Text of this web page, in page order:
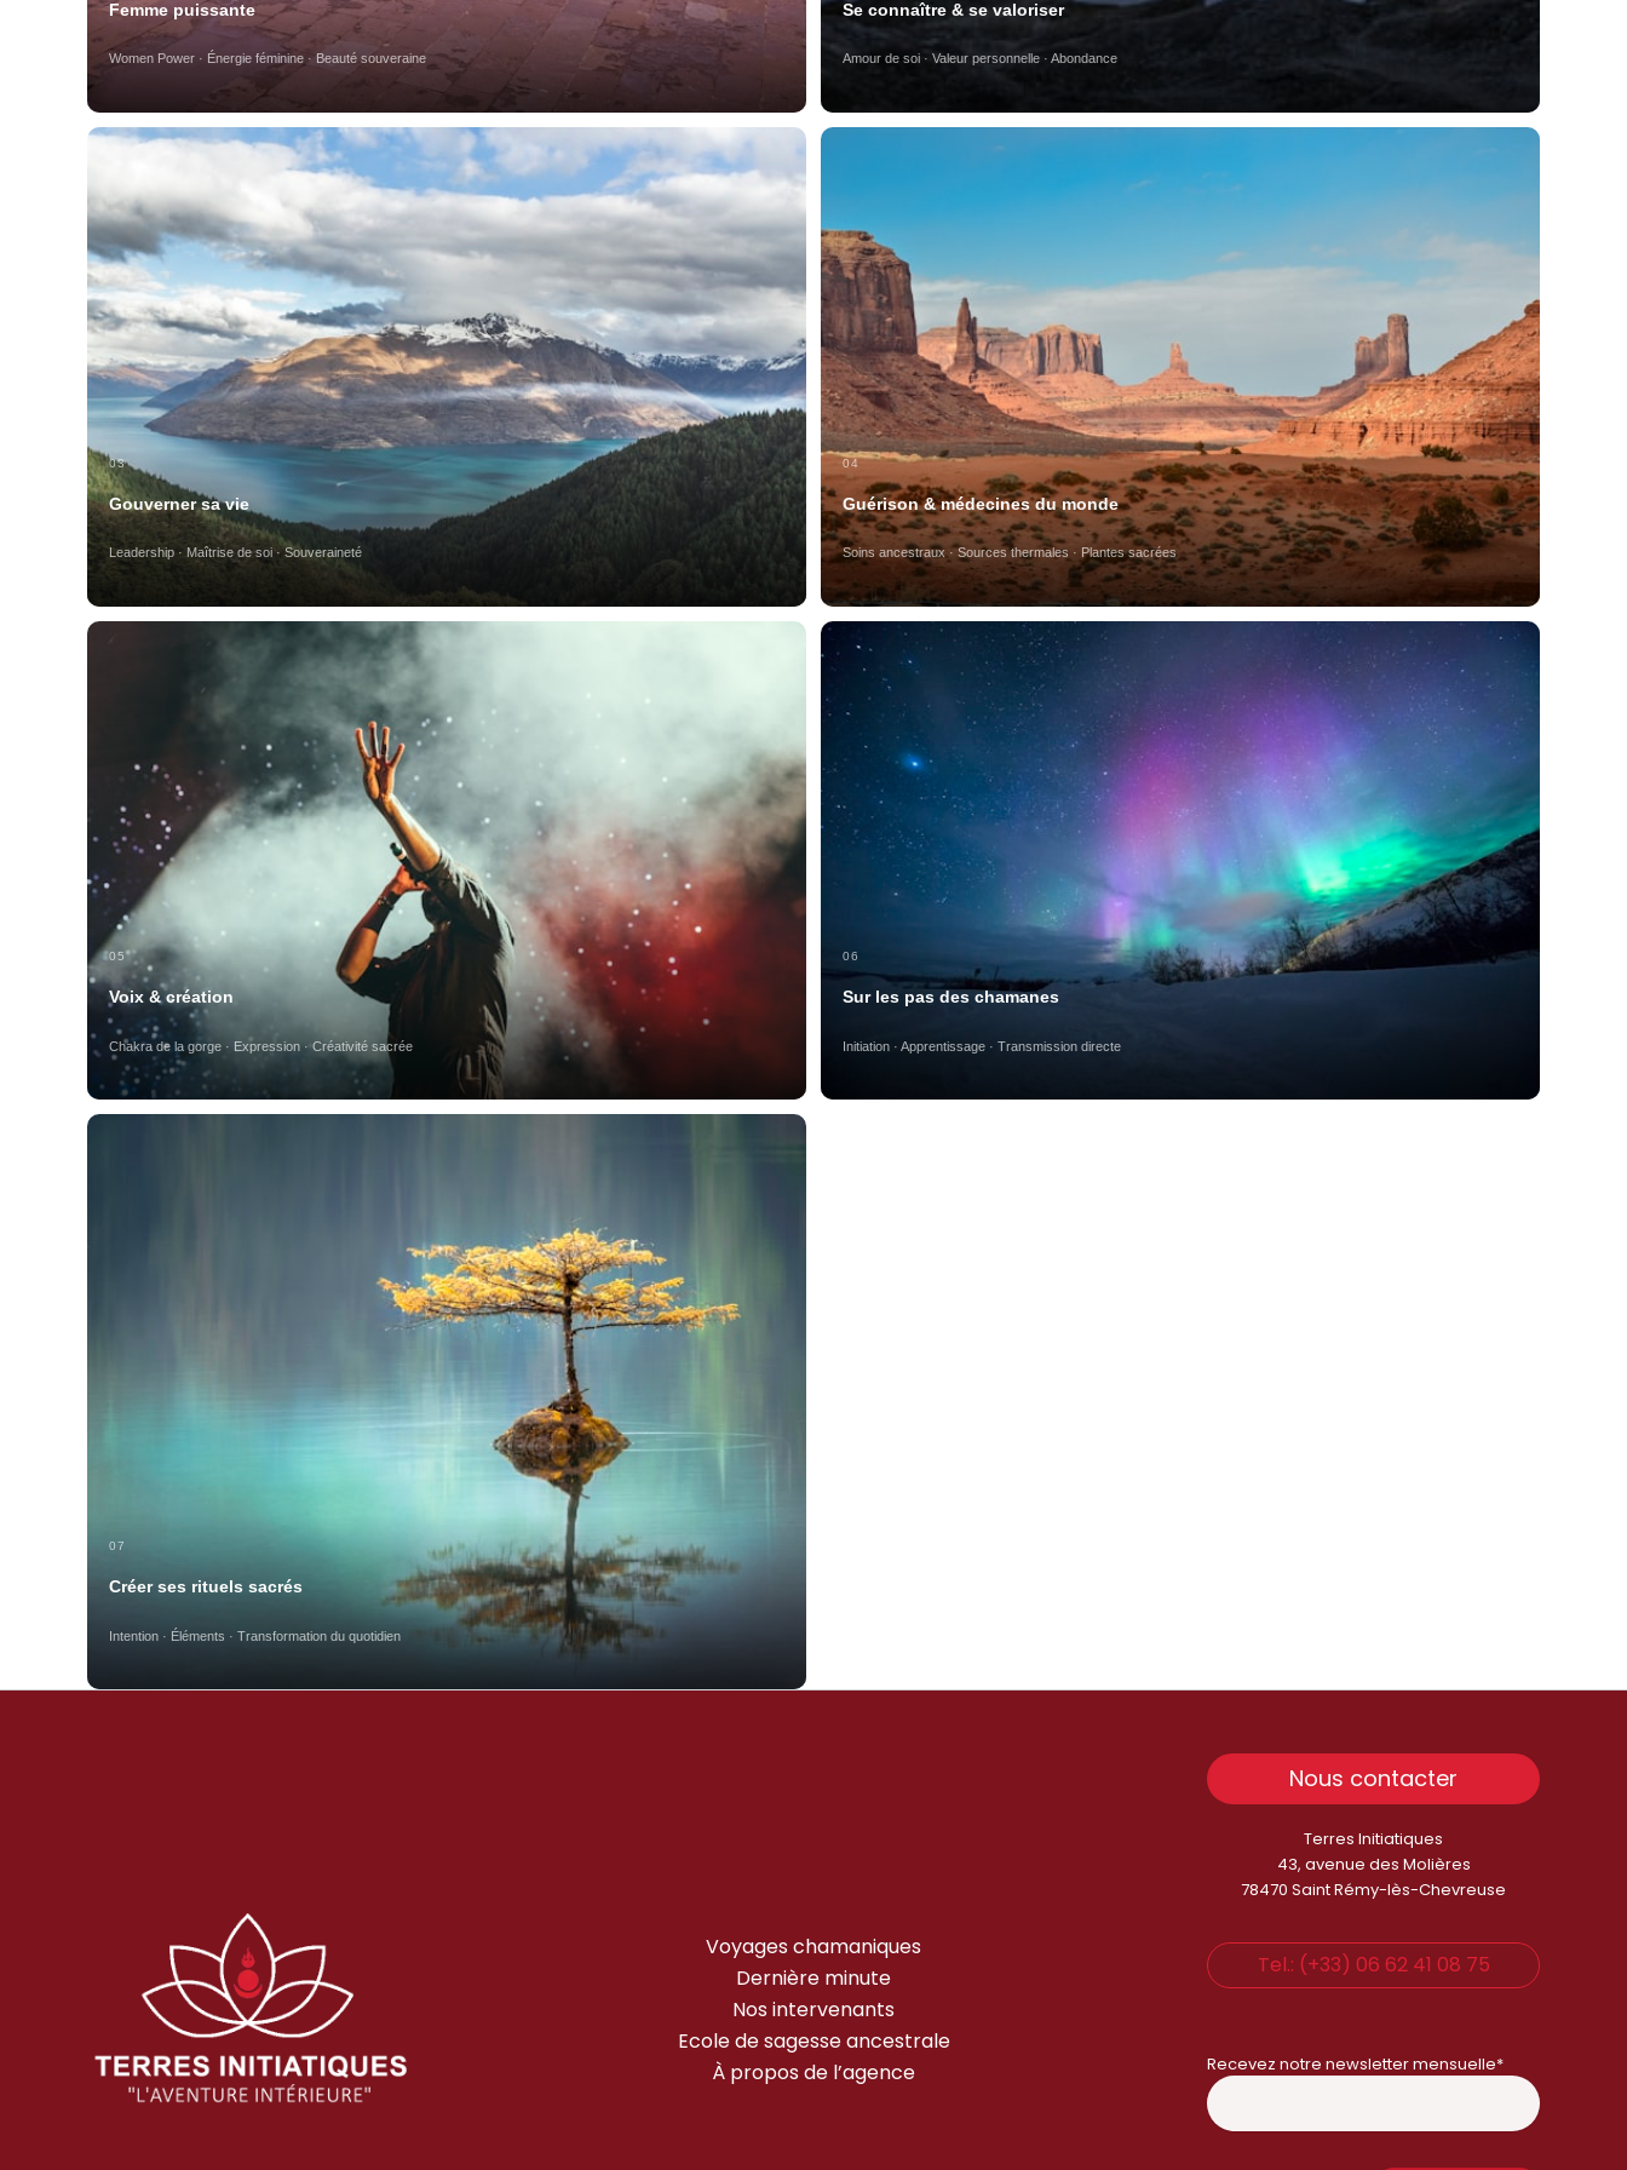
Femme puissante
Women Power · Énergie féminine · Beauté souveraine
Se connaître & se valoriser
Amour de soi · Valeur personnelle · Abondance
03
Gouverner sa vie
Leadership · Maîtrise de soi · Souveraineté
04
Guérison & médecines du monde
Soins ancestraux · Sources thermales · Plantes sacrées
05
Voix & création
Chakra de la gorge · Expression · Créativité sacrée
06
Sur les pas des chamanes
Initiation · Apprentissage · Transmission directe
07
Créer ses rituels sacrés
Intention · Éléments · Transformation du quotidien
Voyages chamaniques
Dernière minute
Nos intervenants
Ecole de sagesse ancestrale
À propos de l’agence
Nous contacter
Terres Initiatiques
43, avenue des Molières
78470 Saint Rémy-lès-Chevreuse
Tel.: (+33) 06 62 41 08 75
Recevez notre newsletter mensuelle*